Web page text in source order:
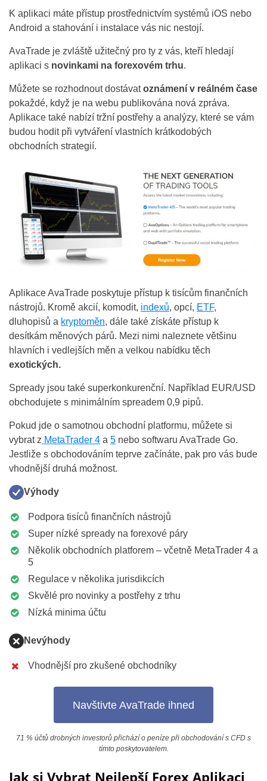
K aplikaci máte přístup prostřednictvím systémů iOS nebo
Android a stahování i instalace vás nic nestojí.
AvaTrade je zvláště užitečný pro ty z vás, kteří hledají
aplikaci s novinkami na forexovém trhu.
Můžete se rozhodnout dostávatoznámení v reálném čase
pokaždé, když je na webu publikována nová zpráva.
Aplikace také nabízí tržní postřehy a analýzy, které se vám
budou hodit při vytváření vlastních krátkodobých
obchodních strategií.
Aplikace AvaTrade poskytuje přístup k tisícům finančních
nástrojů. Kromě akcií, komodit, indexů, opcí, ETF,
dluhopisů a kryptoměn, dále také získáte přístup k
desítkám měnových párů. Mezi nimi naleznete většinu
hlavních i vedlejších měn a velkou nabídku těch
exotických.
Spready jsou také superkonkurenční. Například EUR/USD
obchodujete s minimálním spreadem 0,9 pipů.
Pokud jde o samotnou obchodní platformu, můžete si
vybrat z MetaTrader 4 a 5 nebo softwaru AvaTrade Go.
Jestliže s obchodováním teprve začínáte, pak pro vás bude
vhodnější druhá možnost.
Výhody
Podpora tisíců finančních nástrojů
Super nízké spready na forexové páry
Několik obchodních platforem – včetně MetaTrader 4 a
5
Regulace v několika jurisdikcích
Skvělé pro novinky a postřehy z trhu
Nízká minima účtu
Nevýhody
Vhodnější pro zkušené obchodníky
Navštivte AvaTrade ihned
71 % účtů drobných investorů přichází o peníze při obchodování s CFD s
tímto poskytovatelem.
Jak si Vybrat Nejlepší Forex Aplikaci